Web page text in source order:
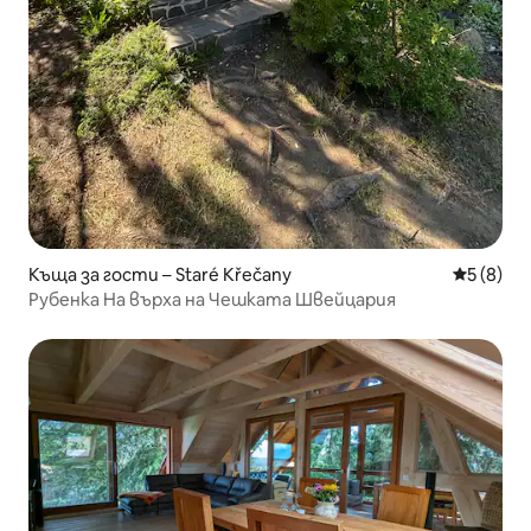
Къща за гости – Staré Křečany Средна
5 (8)
Рубенка На върха на Чешката Швейцария